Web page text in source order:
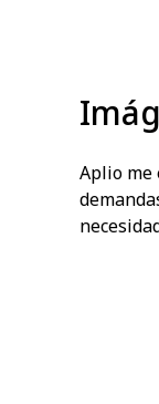
Aplio me